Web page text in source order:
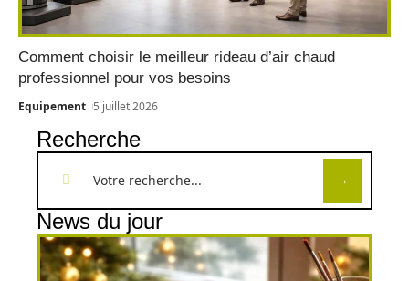
Comment choisir le meilleur rideau d’air chaud
professionnel pour vos besoins
Equipement 5 juillet 2026
Recherche
News du jour